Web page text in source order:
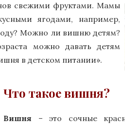
свежими фруктами. Мамы
ягодами, например,
Можно ли вишню детям?
можно давать детям
в детском питании».
Что такое вишня?
Вишня – это сочные